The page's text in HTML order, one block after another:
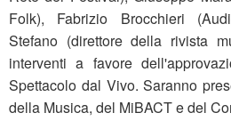
Folk), Fabrizio Brocchieri
Stefano (direttore della rivista
interventi a favore
Spettacolo dal Vivo. Saranno
della Musica, del MiBACT e del